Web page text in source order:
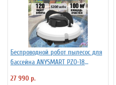
Беспроводной робот пылесос для
бассейна ANYSMART PZO-18
27 990 р.